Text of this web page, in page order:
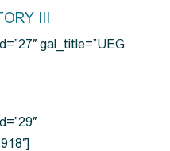
III
gal_title=”UEG